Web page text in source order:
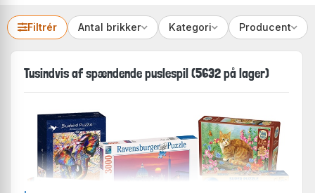
Filtrér Antal brikker Kategori Producent
Tusindvis af spændende puslespil (5632 på lager)